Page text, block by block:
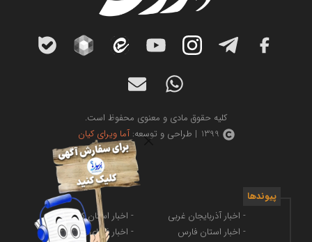
کلیه حقوق مادی و معنوی محفوظ است.
1399 | طراحی و توسعه:
آما ویرای کیان
پیوندها
- اخبار آذربایجان غربی
- اخبار استان فارس
- اخبار استان کرمانشاه
- اخبار فضای مجازی